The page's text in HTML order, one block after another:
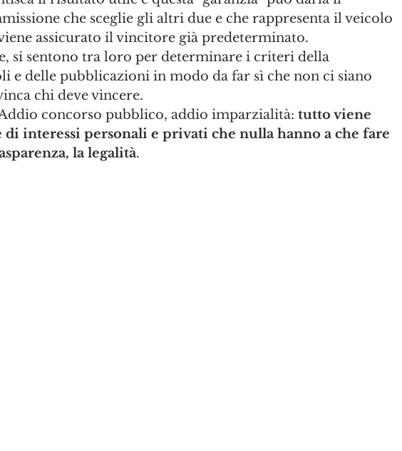
che sceglie gli altri due e che rappresenta il veicolo
assicurato il vincitore già predeterminato.
si sentono tra loro per determinare i criteri della
e delle pubblicazioni in modo da far sì che non ci siano
chi deve vincere.
concorso pubblico, addio imparzialità: tutto viene
interessi personali e privati che nulla hanno a che fare
la legalità.